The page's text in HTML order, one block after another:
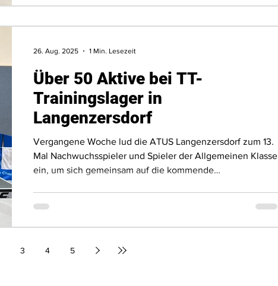
Über 50 Aktive bei TT-
Trainingslager in
Langenzersdorf
Vergangene Woche lud die ATUS Langenzersdorf zum 13.
Mal Nachwuchsspieler und Spieler der Allgemeinen Klasse
ein, um sich gemeinsam auf die kommende
26. Aug. 2025 1 Min. Lesezeit
3 4 5